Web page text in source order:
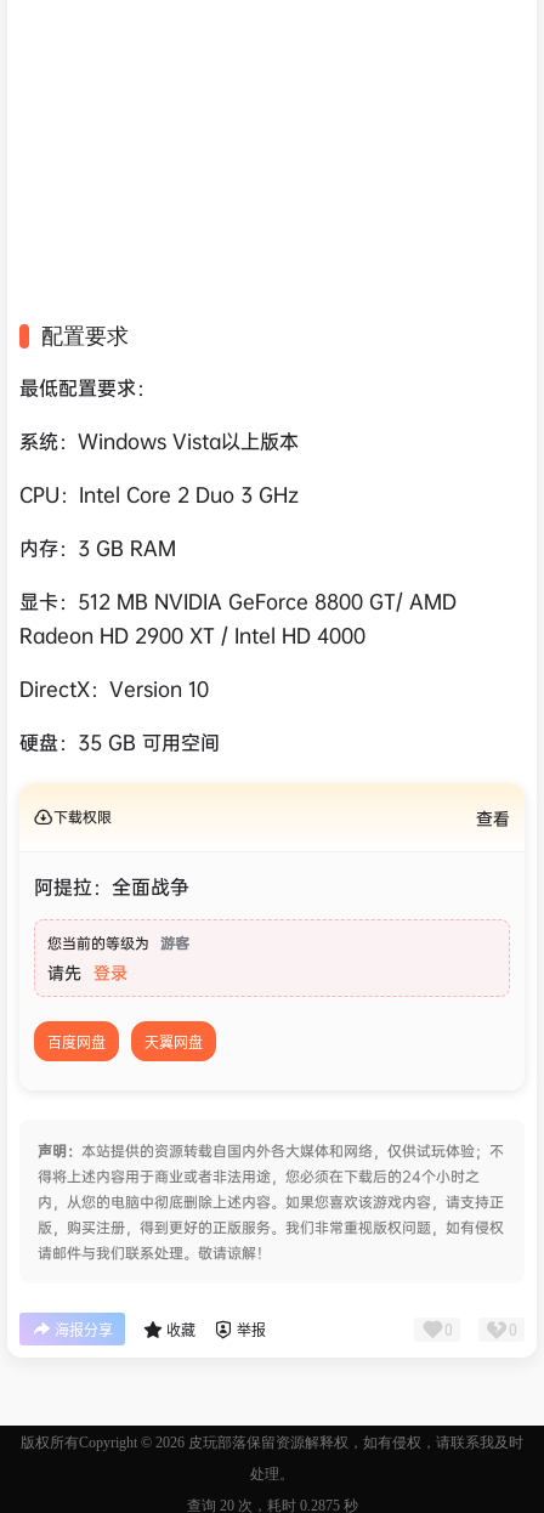
配置要求
最低配置要求：
系统：Windows Vista以上版本
CPU：Intel Core 2 Duo 3 GHz
内存：3 GB RAM
显卡：512 MB NVIDIA GeForce 8800 GT/ AMD
Radeon HD 2900 XT / Intel HD 4000
DirectX：Version 10
硬盘：35 GB 可用空间
下载权限 查看
阿提拉：全面战争
您当前的等级为 游客
请先 登录
百度网盘 天翼网盘
声明： 本站提供的资源转载自国内外各大媒体和网络，仅供试玩体验；不
得将上述内容用于商业或者非法用途，您必须在下载后的24个小时之
内，从您的电脑中彻底删除上述内容。如果您喜欢该游戏内容，请支持正
版，购买注册，得到更好的正版服务。我们非常重视版权问题，如有侵权
请邮件与我们联系处理。敬请谅解！
海报分享 收藏 举报 0 0
版权所有Copyright © 2026 皮玩部落保留资源解释权，如有侵权，请联系我及时
处理。
查询 20 次，耗时 0.2875 秒